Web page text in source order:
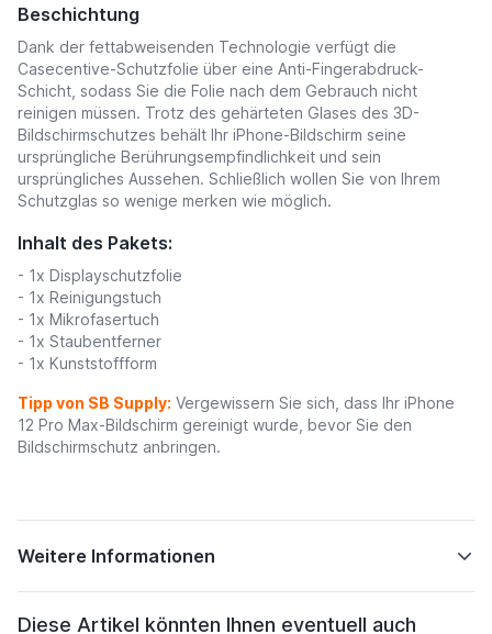
Beschichtung
Dank der fettabweisenden Technologie verfügt die
Casecentive-Schutzfolie über eine Anti-Fingerabdruck-
Schicht, sodass Sie die Folie nach dem Gebrauch nicht
reinigen müssen. Trotz des gehärteten Glases des 3D-
Bildschirmschutzes behält Ihr iPhone-Bildschirm seine
ursprüngliche Berührungsempfindlichkeit und sein
ursprüngliches Aussehen. Schließlich wollen Sie von Ihrem
Schutzglas so wenige merken wie möglich.
Inhalt des Pakets:
- 1x Displayschutzfolie
- 1x Reinigungstuch
- 1x Mikrofasertuch
- 1x Staubentferner
- 1x Kunststoffform
Tipp von SB Supply: Vergewissern Sie sich, dass Ihr iPhone
12 Pro Max-Bildschirm gereinigt wurde, bevor Sie den
Bildschirmschutz anbringen.
Weitere Informationen
Diese Artikel könnten Ihnen eventuell auch